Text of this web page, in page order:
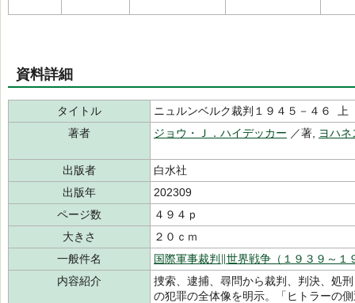
資料詳細
タイトル
ニュルンベルク裁判１９４５－４６ 上
著者
ジョウ・Ｊ．ハイデッカー ／著, ヨハ
出版者
白水社
出版年
202309
ページ数
４９４ｐ
大きさ
２０ｃｍ
一般件名
国際軍事裁判∥世界戦争（１９３９～１
内容紹介
捜索、逮捕、尋問から裁判、判決、処
の犯罪の全体像を明示。「ヒトラーの